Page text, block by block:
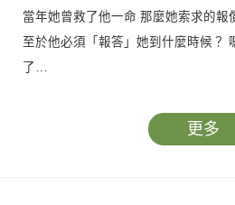
當年她曾救了他一命 那麼她索求的報
至於他必須「報答」她到什麼時候
了…
更多